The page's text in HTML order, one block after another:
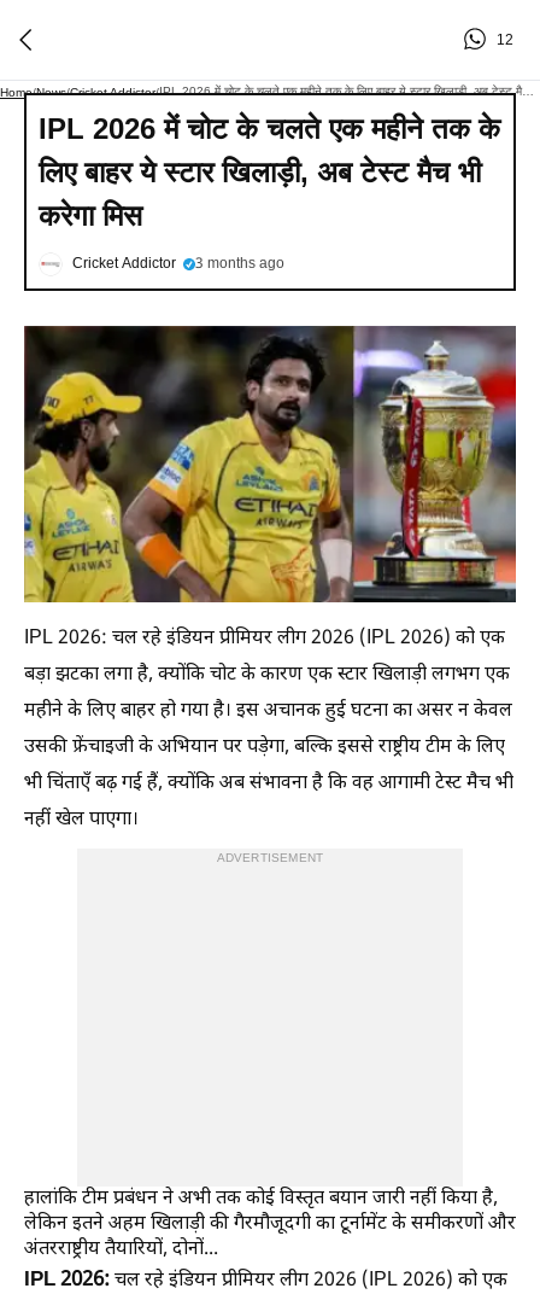
12
Home/News/Cricket Addictor/ IPL 2026 में चोट के चलते एक महीने तक के लिए बाहर ये स्टार खिलाड़ी, अब टेस्ट मैच भी करेगा मिस
IPL 2026 में चोट के चलते एक महीने तक के
लिए बाहर ये स्टार खिलाड़ी, अब टेस्ट मैच भी
करेगा मिस
Cricket Addictor 3 months ago
IPL 2026: चल रहे इंडियन प्रीमियर लीग 2026 (IPL 2026) को एक
बड़ा झटका लगा है, क्योंकि चोट के कारण एक स्टार खिलाड़ी लगभग एक
महीने के लिए बाहर हो गया है। इस अचानक हुई घटना का असर न केवल
उसकी फ्रेंचाइजी के अभियान पर पड़ेगा, बल्कि इससे राष्ट्रीय टीम के लिए
भी चिंताएँ बढ़ गई हैं, क्योंकि अब संभावना है कि वह आगामी टेस्ट मैच भी
नहीं खेल पाएगा।
ADVERTISEMENT
हालांकि टीम प्रबंधन ने अभी तक कोई विस्तृत बयान जारी नहीं किया है,
लेकिन इतने अहम खिलाड़ी की गैरमौजूदगी का टूर्नामेंट के समीकरणों और
अंतरराष्ट्रीय तैयारियों, दोनों...
IPL 2026:चल रहे इंडियन प्रीमियर लीग 2026 (IPL 2026) को एक